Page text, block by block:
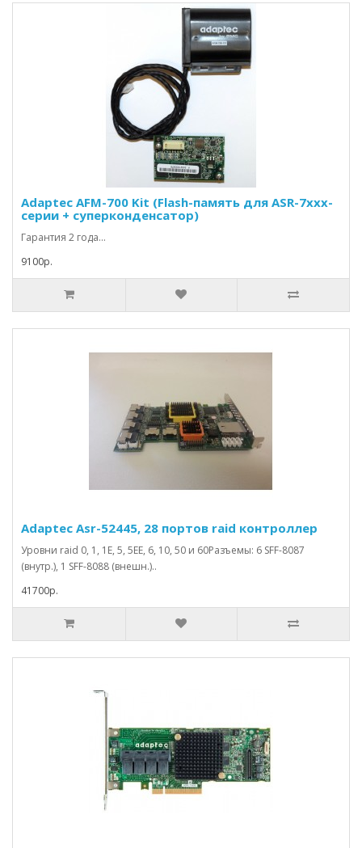
Adaptec AFM-700 Kit (Flash-память для ASR-7xxx-
серии + суперконденсатор)
Гарантия 2 года...
9100р.
Adaptec Asr-52445, 28 портов raid контроллер
Уровни raid 0, 1, 1E, 5, 5EE, 6, 10, 50 и 60Разъемы: 6 SFF-8087
(внутр.), 1 SFF-8088 (внешн.)..
41700р.